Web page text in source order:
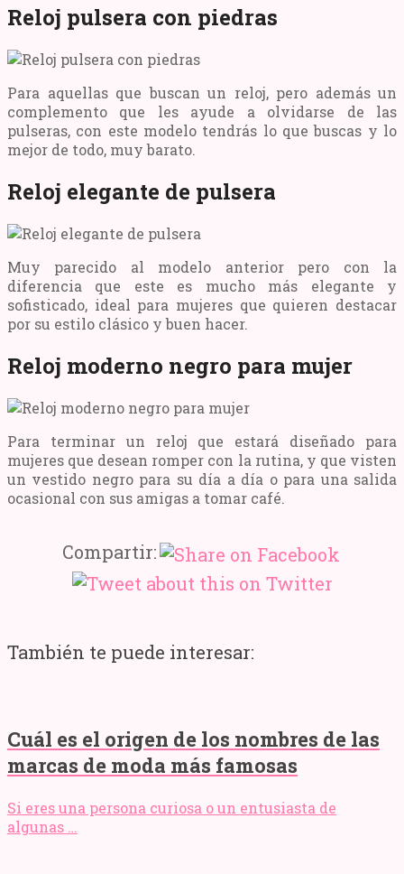
Reloj pulsera con piedras
Para aquellas que buscan un reloj, pero además un
complemento que les ayude a olvidarse de las
pulseras, con este modelo tendrás lo que buscas y lo
mejor de todo, muy barato.
Reloj elegante de pulsera
Muy parecido al modelo anterior pero con la
diferencia que este es mucho más elegante y
sofisticado, ideal para mujeres que quieren destacar
por su estilo clásico y buen hacer.
Reloj moderno negro para mujer
Para terminar un reloj que estará diseñado para
mujeres que desean romper con la rutina, y que visten
un vestido negro para su día a día o para una salida
ocasional con sus amigas a tomar café.
Compartir:
También te puede interesar:
Cuál es el origen de los nombres de las
marcas de moda más famosas
Si eres una persona curiosa o un entusiasta de
algunas …